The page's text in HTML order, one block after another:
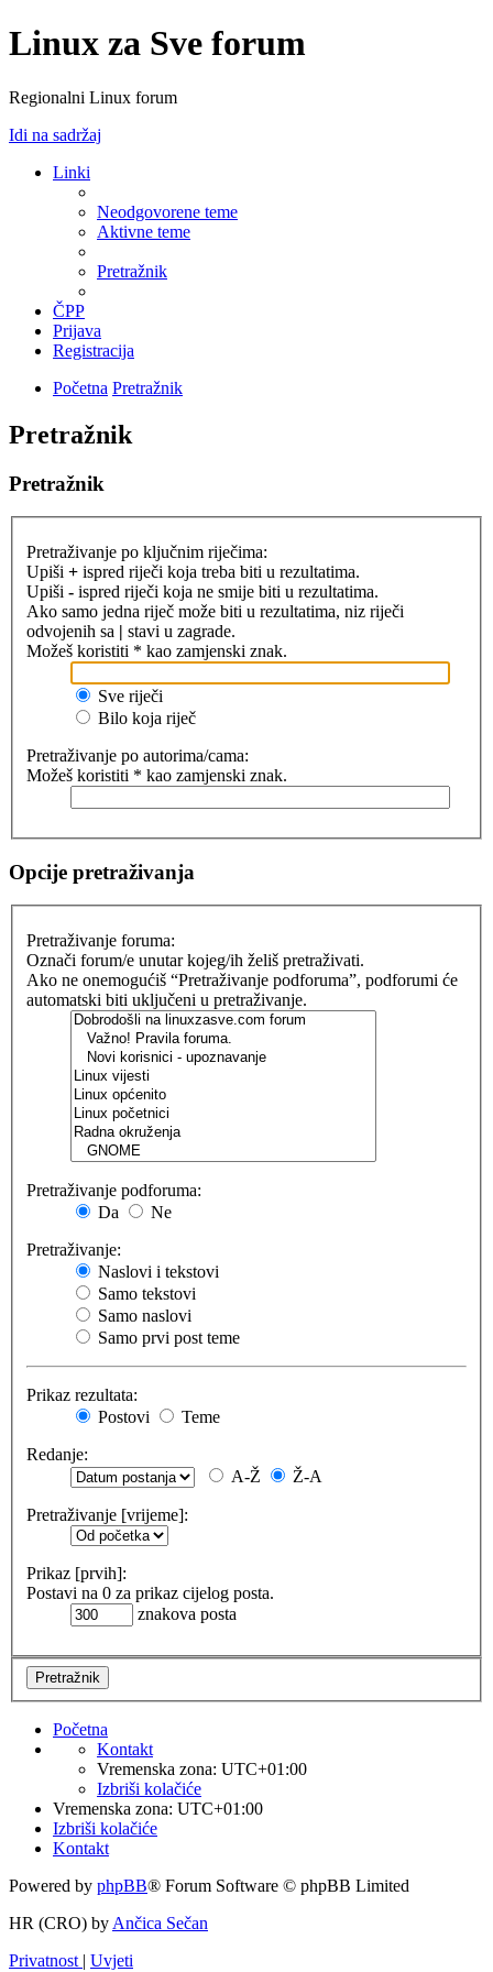
Linux za Sve forum
Regionalni Linux forum
Idi na sadržaj
Linki
Neodgovorene teme
Aktivne teme
Pretražnik
ČPP
Prijava
Registracija
Početna Pretražnik
Pretražnik
Pretražnik
Pretraživanje po ključnim riječima:
Upiši + ispred riječi koja treba biti u rezultatima.
Upiši - ispred riječi koja ne smije biti u rezultatima.
Ako samo jedna riječ može biti u rezultatima, niz riječi
odvojenih sa | stavi u zagrade.
Možeš koristiti * kao zamjenski znak.
Sve riječi
Bilo koja riječ
Pretraživanje po autorima/cama:
Možeš koristiti * kao zamjenski znak.
Opcije pretraživanja
Pretraživanje foruma:
Označi forum/e unutar kojeg/ih želiš pretraživati.
Ako ne onemogućiš “Pretraživanje podforuma”, podforumi će
automatski biti uključeni u pretraživanje.
Pretraživanje podforuma:
Da
Ne
Pretraživanje:
Naslovi i tekstovi
Samo tekstovi
Samo naslovi
Samo prvi post teme
Prikaz rezultata:
Postovi
Teme
Redanje:
A-Ž
Ž-A
Pretraživanje [vrijeme]:
Prikaz [prvih]:
Postavi na 0 za prikaz cijelog posta.
znakova posta
Početna
Kontakt
Vremenska zona: UTC+01:00
Izbriši kolačiće
Vremenska zona: UTC+01:00
Izbriši kolačiće
Kontakt
Powered by phpBB® Forum Software © phpBB Limited
HR (CRO) by Ančica Sečan
Privatnost | Uvjeti